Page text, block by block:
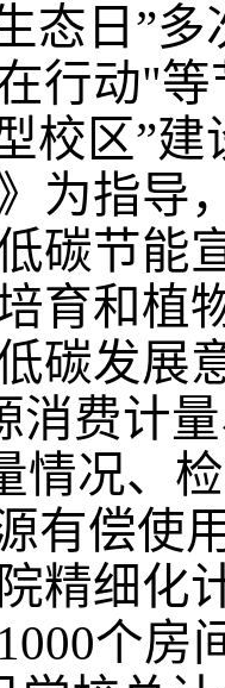
态日”
行动"等
校区”
为指导
碳节能
育和植
碳发展
消费计
情况、
有偿使
精细化
1000个房